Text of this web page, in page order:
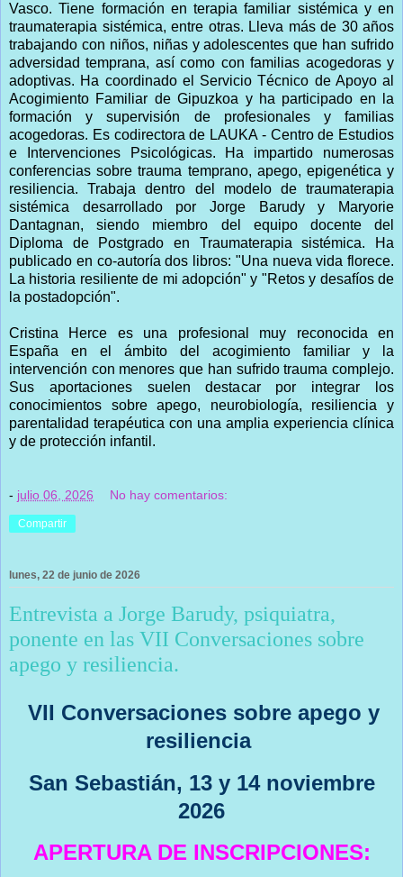
Vasco. Tiene formación en terapia familiar sistémica y en
traumaterapia sistémica, entre otras. Lleva más de 30 años
trabajando con niños, niñas y adolescentes que han sufrido
adversidad temprana, así como con familias acogedoras y
adoptivas. Ha coordinado el Servicio Técnico de Apoyo al
Acogimiento Familiar de Gipuzkoa y ha participado en la
formación y supervisión de profesionales y familias
acogedoras. Es codirectora de LAUKA - Centro de Estudios
e Intervenciones Psicológicas. Ha impartido numerosas
conferencias sobre trauma temprano, apego, epigenética y
resiliencia. Trabaja dentro del modelo de traumaterapia
sistémica desarrollado por Jorge Barudy y Maryorie
Dantagnan, siendo miembro del equipo docente del
Diploma de Postgrado en Traumaterapia sistémica. Ha
publicado en co-autoría dos libros: "Una nueva vida florece.
La historia resiliente de mi adopción" y "Retos y desafíos de
la postadopción".
Cristina Herce es una profesional muy reconocida en
España en el ámbito del acogimiento familiar y la
intervención con menores que han sufrido trauma complejo.
Sus aportaciones suelen destacar por integrar los
conocimientos sobre apego, neurobiología, resiliencia y
parentalidad terapéutica con una amplia experiencia clínica
y de protección infantil.
- julio 06, 2026 No hay comentarios:
Compartir
lunes, 22 de junio de 2026
Entrevista a Jorge Barudy, psiquiatra,
ponente en las VII Conversaciones sobre
apego y resiliencia.
VII Conversaciones sobre apego y
resiliencia
San Sebastián, 13 y 14 noviembre
2026
APERTURA DE INSCRIPCIONES: